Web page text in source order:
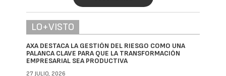
LO+VISTO
AXA DESTACA LA GESTIÓN DEL RIESGO COMO UNA
PALANCA CLAVE PARA QUE LA TRANSFORMACIÓN
EMPRESARIAL SEA PRODUCTIVA
27 JULIO, 2026